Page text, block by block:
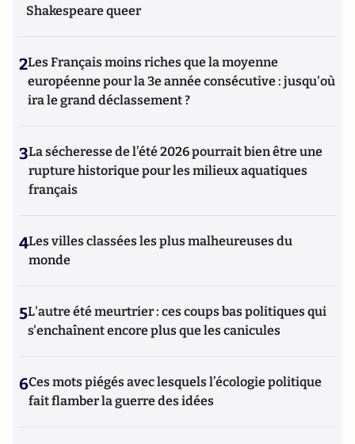
Shakespeare queer
2Les Français moins riches que la moyenne
européenne pour la 3e année consécutive : jusqu'où
ira le grand déclassement ?
3La sécheresse de l’été 2026 pourrait bien être une
rupture historique pour les milieux aquatiques
français
4Les villes classées les plus malheureuses du
monde
5L'autre été meurtrier : ces coups bas politiques qui
s'enchaînent encore plus que les canicules
6Ces mots piégés avec lesquels l’écologie politique
fait flamber la guerre des idées